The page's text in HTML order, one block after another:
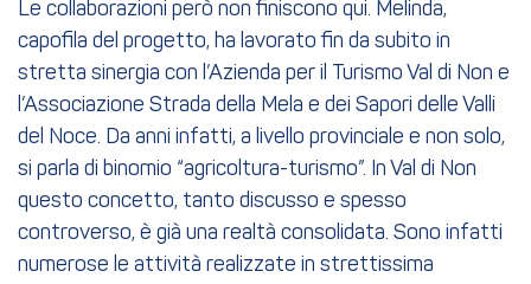
Le collaborazioni però non finiscono qui. Melinda,
capofila del progetto, ha lavorato fin da subito in
stretta sinergia con l’Azienda per il Turismo Val di Non e
l’Associazione Strada della Mela e dei Sapori delle Valli
del Noce. Da anni infatti, a livello provinciale e non solo,
si parla di binomio “agricoltura-turismo”. In Val di Non
questo concetto, tanto discusso e spesso
controverso, è già una realtà consolidata. Sono infatti
numerose le attività realizzate in strettissima